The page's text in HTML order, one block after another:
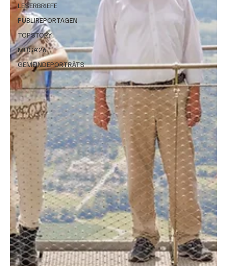
LESERBRIEFE
PUBLIREPORTAGEN
TOPSTORY
MUGA'26
GEMEINDEPORTRÄTS